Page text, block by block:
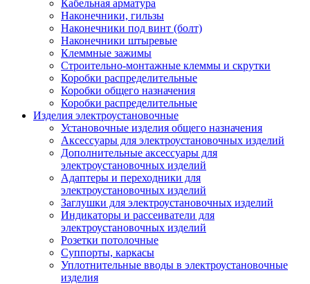
Кабельная арматура
Наконечники, гильзы
Наконечники под винт (болт)
Наконечники штыревые
Клеммные зажимы
Строительно-монтажные клеммы и скрутки
Коробки распределительные
Коробки общего назначения
Коробки распределительные
Изделия электроустановочные
Установочные изделия общего назначения
Аксессуары для электроустановочных изделий
Дополнительные аксессуары для
электроустановочных изделий
Адаптеры и переходники для
электроустановочных изделий
Заглушки для электроустановочных изделий
Индикаторы и рассеиватели для
электроустановочных изделий
Розетки потолочные
Суппорты, каркасы
Уплотнительные вводы в электроустановочные
изделия